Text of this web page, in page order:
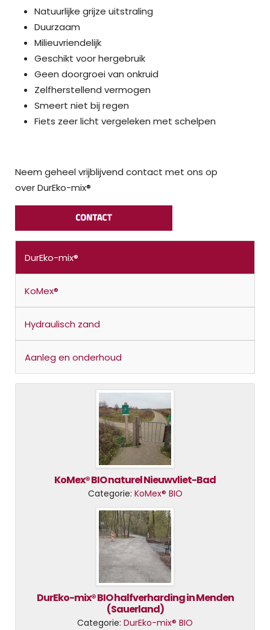
Natuurlijke grijze uitstraling
Duurzaam
Milieuvriendelijk
Geschikt voor hergebruik
Geen doorgroei van onkruid
Zelfherstellend vermogen
Smeert niet bij regen
Fiets zeer licht vergeleken met schelpen
Neem geheel vrijblijvend contact met ons op
over DurEko-mix®
DurEko-mix®
KoMex®
Hydraulisch zand
Aanleg en onderhoud
KoMex® BIO naturel Nieuwvliet-Bad
Categorie: KoMex® BIO
DurEko-mix® BIO halfverharding in Menden
(Sauerland)
Categorie: DurEko-mix® BIO